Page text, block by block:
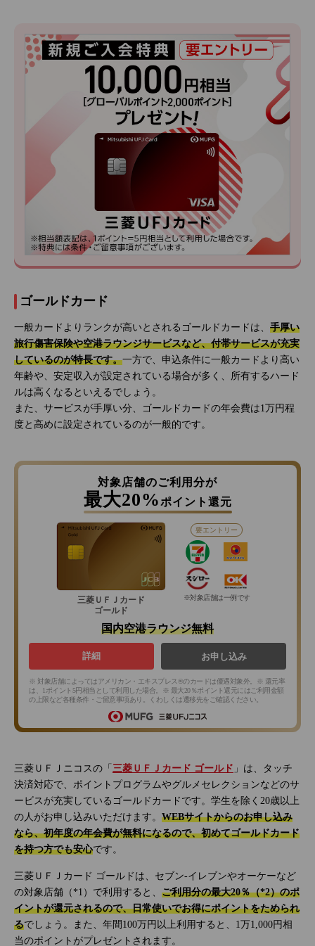
ゴールドカード
一般カードよりランクが高いとされるゴールドカードは、 手厚い
旅行傷害保険や空港ラウンジサービスなど、付帯サービスが充実
しているのが特長です。一方で、申込条件に一般カードより高い
年齢や、安定収入が設定されている場合が多く、所有するハード
ルは高くなるといえるでしょう。
また、サービスが手厚い分、ゴールドカードの年会費は1万円程
度と高めに設定されているのが一般的です。
対象店舗のご利用分が
最大20% ポイント還元
三菱ＵＦＪカード
ゴールド
要エントリー
※対象店舗は一例です
国内空港ラウンジ無料
詳細 お申し込み
※ 対象店舗によってはアメリカン・エキスプレス®のカードは優遇対象外。※ 還元率
は、1ポイント5円相当として利用した場合。※ 最大20％ポイント還元にはご利用金額
の上限など各種条件・ご留意事項あり。くわしくは遷移先をご確認ください。
三菱ＵＦＪニコスの「 三菱ＵＦＪカード ゴールド 」は、タッチ
決済対応で、ポイントプログラムやグルメセレクションなどのサ
ービスが充実しているゴールドカードです。学生を除く20歳以上
の人がお申し込みいただけます。 WEBサイトからのお申し込み
なら、初年度の年会費が無料になるので、初めてゴールドカード
を持つ方でも安心です。
三菱ＵＦＪカード ゴールドは、セブン‐イレブンやオーケーなど
の対象店舗（*1）で利用すると、 ご利用分の最大20％（*2）のポ
イントが還元されるので、日常使いでお得にポイントをためられ
るでしょう。また、年間100万円以上利用すると、1万1,000円相
当のポイントがプレゼントされます。